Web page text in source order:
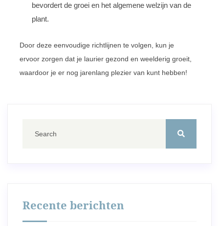
bevordert de groei en het algemene welzijn van de
plant.
Door deze eenvoudige richtlijnen te volgen, kun je
ervoor zorgen dat je laurier gezond en weelderig groeit,
waardoor je er nog jarenlang plezier van kunt hebben!
Recente berichten